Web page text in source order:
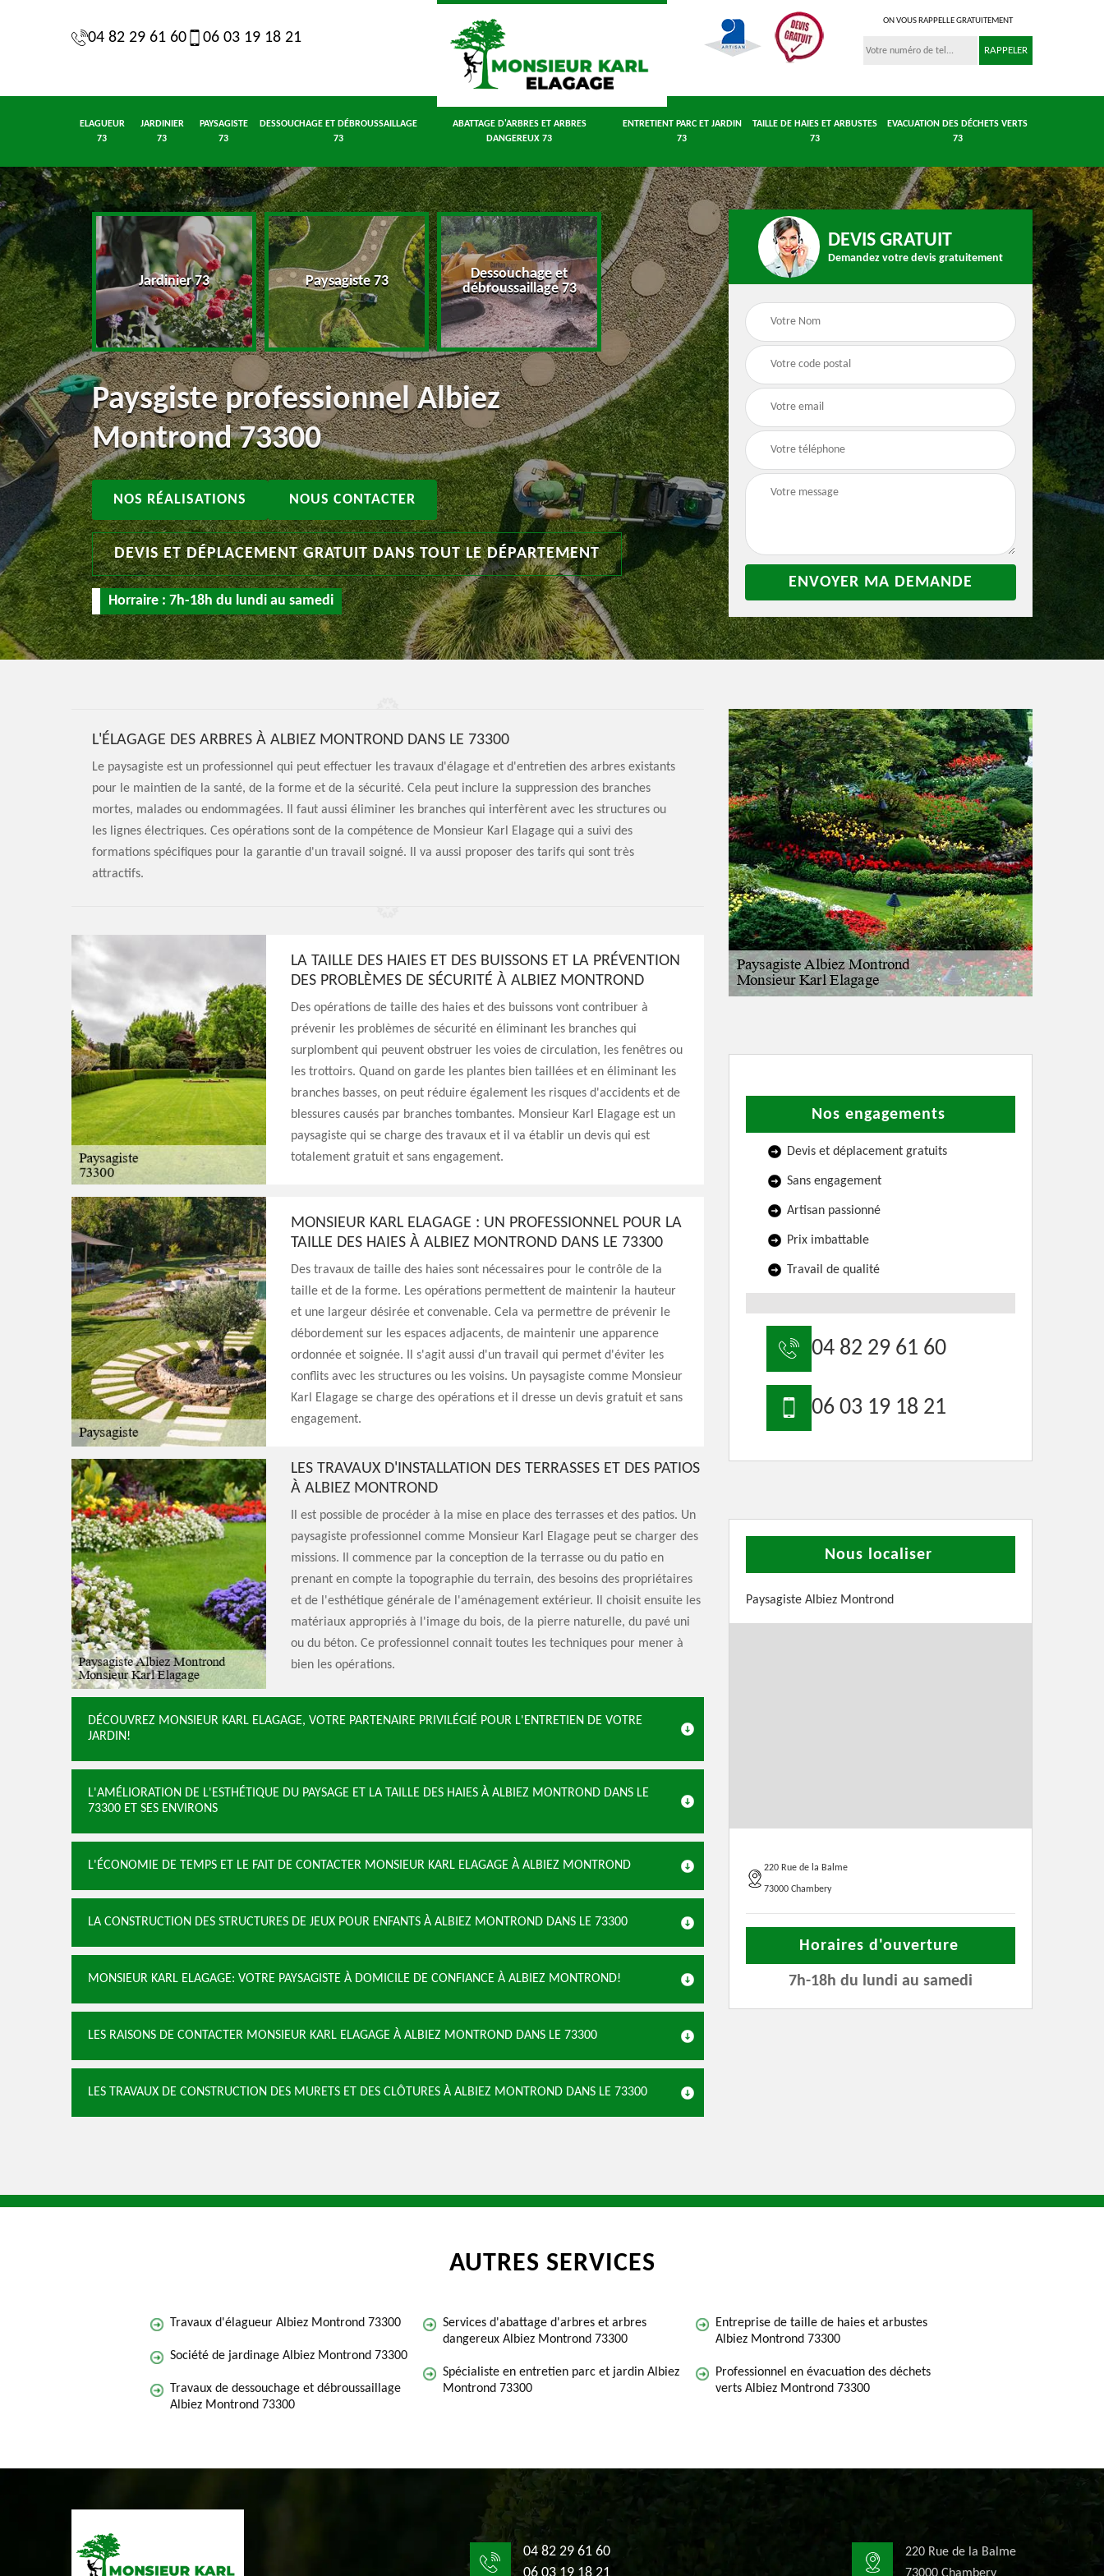
04 82 29 61 60 06 03 19 18 21
ON VOUS RAPPELLE GRATUITEMENT
ELAGUEUR
73
JARDINIER
73
PAYSAGISTE
73
DESSOUCHAGE ET DÉBROUSSAILLAGE
73
ABATTAGE D'ARBRES ET ARBRES
DANGEREUX 73
ENTRETIENT PARC ET JARDIN
73
TAILLE DE HAIES ET ARBUSTES
73
EVACUATION DES DÉCHETS VERTS
73
73 Jardinier 73 Paysagiste 73
Dessouchage et
débroussaillage 73
Abattage d'arbres et
arbres dangereux 73
Entretient parc et
jardin 73
Taille de haies et
arbustes 73
Paysgiste professionnel Albiez
Montrond 73300
NOS RÉALISATIONS NOUS CONTACTER
DEVIS ET DÉPLACEMENT GRATUIT DANS TOUT LE DÉPARTEMENT
Horraire : 7h-18h du lundi au samedi
DEVIS GRATUIT
Demandez votre devis gratuitement
L'ÉLAGAGE DES ARBRES À ALBIEZ MONTROND DANS LE 73300
Le paysagiste est un professionnel qui peut effectuer les travaux d'élagage et d'entretien des arbres existants
pour le maintien de la santé, de la forme et de la sécurité. Cela peut inclure la suppression des branches
mortes, malades ou endommagées. Il faut aussi éliminer les branches qui interfèrent avec les structures ou
les lignes électriques. Ces opérations sont de la compétence de Monsieur Karl Elagage qui a suivi des
formations spécifiques pour la garantie d'un travail soigné. Il va aussi proposer des tarifs qui sont très
attractifs.
LA TAILLE DES HAIES ET DES BUISSONS ET LA PRÉVENTION
DES PROBLÈMES DE SÉCURITÉ À ALBIEZ MONTROND
Des opérations de taille des haies et des buissons vont contribuer à
prévenir les problèmes de sécurité en éliminant les branches qui
surplombent qui peuvent obstruer les voies de circulation, les fenêtres ou
les trottoirs. Quand on garde les plantes bien taillées et en éliminant les
branches basses, on peut réduire également les risques d'accidents et de
blessures causés par branches tombantes. Monsieur Karl Elagage est un
paysagiste qui se charge des travaux et il va établir un devis qui est
totalement gratuit et sans engagement.
MONSIEUR KARL ELAGAGE : UN PROFESSIONNEL POUR LA
TAILLE DES HAIES À ALBIEZ MONTROND DANS LE 73300
Des travaux de taille des haies sont nécessaires pour le contrôle de la
taille et de la forme. Les opérations permettent de maintenir la hauteur
et une largeur désirée et convenable. Cela va permettre de prévenir le
débordement sur les espaces adjacents, de maintenir une apparence
ordonnée et soignée. Il s'agit aussi d'un travail qui permet d'éviter les
conflits avec les structures ou les voisins. Un paysagiste comme Monsieur
Karl Elagage se charge des opérations et il dresse un devis gratuit et sans
engagement.
LES TRAVAUX D'INSTALLATION DES TERRASSES ET DES PATIOS
À ALBIEZ MONTROND
Il est possible de procéder à la mise en place des terrasses et des patios. Un
paysagiste professionnel comme Monsieur Karl Elagage peut se charger des
missions. Il commence par la conception de la terrasse ou du patio en
prenant en compte la topographie du terrain, des besoins des propriétaires
et de l'esthétique générale de l'aménagement extérieur. Il choisit ensuite les
matériaux appropriés à l'image du bois, de la pierre naturelle, du pavé uni
ou du béton. Ce professionnel connait toutes les techniques pour mener à
bien les opérations.
DÉCOUVREZ MONSIEUR KARL ELAGAGE, VOTRE PARTENAIRE PRIVILÉGIÉ POUR L'ENTRETIEN DE VOTRE
JARDIN!
L'AMÉLIORATION DE L'ESTHÉTIQUE DU PAYSAGE ET LA TAILLE DES HAIES À ALBIEZ MONTROND DANS LE
73300 ET SES ENVIRONS
L'ÉCONOMIE DE TEMPS ET LE FAIT DE CONTACTER MONSIEUR KARL ELAGAGE À ALBIEZ MONTROND
LA CONSTRUCTION DES STRUCTURES DE JEUX POUR ENFANTS À ALBIEZ MONTROND DANS LE 73300
MONSIEUR KARL ELAGAGE: VOTRE PAYSAGISTE À DOMICILE DE CONFIANCE À ALBIEZ MONTROND!
LES RAISONS DE CONTACTER MONSIEUR KARL ELAGAGE À ALBIEZ MONTROND DANS LE 73300
LES TRAVAUX DE CONSTRUCTION DES MURETS ET DES CLÔTURES À ALBIEZ MONTROND DANS LE 73300
Nos engagements
Devis et déplacement gratuits
Sans engagement
Artisan passionné
Prix imbattable
Travail de qualité
04 82 29 61 60
06 03 19 18 21
Nous localiser
Paysagiste Albiez Montrond
220 Rue de la Balme
73000 Chambery
Horaires d'ouverture
7h-18h du lundi au samedi
AUTRES SERVICES
Travaux d'élagueur Albiez Montrond 73300
Société de jardinage Albiez Montrond 73300
Travaux de dessouchage et débroussaillage
Albiez Montrond 73300
Services d'abattage d'arbres et arbres
dangereux Albiez Montrond 73300
Spécialiste en entretien parc et jardin Albiez
Montrond 73300
Entreprise de taille de haies et arbustes
Albiez Montrond 73300
Professionnel en évacuation des déchets
verts Albiez Montrond 73300
04 82 29 61 60
06 03 19 18 21
220 Rue de la Balme
73000 Chambery